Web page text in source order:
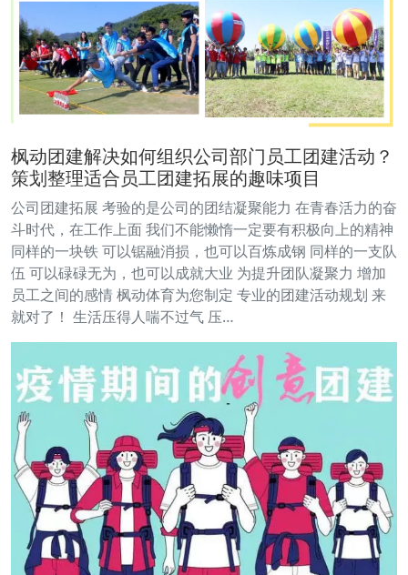
枫动团建解决如何组织公司部门员工团建活动？
策划整理适合员工团建拓展的趣味项目
公司团建拓展 考验的是公司的团结凝聚能力 在青春活力的奋
斗时代，在工作上面 我们不能懒惰一定要有积极向上的精神
同样的一块铁 可以锯融消损，也可以百炼成钢 同样的一支队
伍 可以碌碌无为，也可以成就大业 为提升团队凝聚力 增加
员工之间的感情 枫动体育为您制定 专业的团建活动规划 来
就对了！ 生活压得人喘不过气 压…